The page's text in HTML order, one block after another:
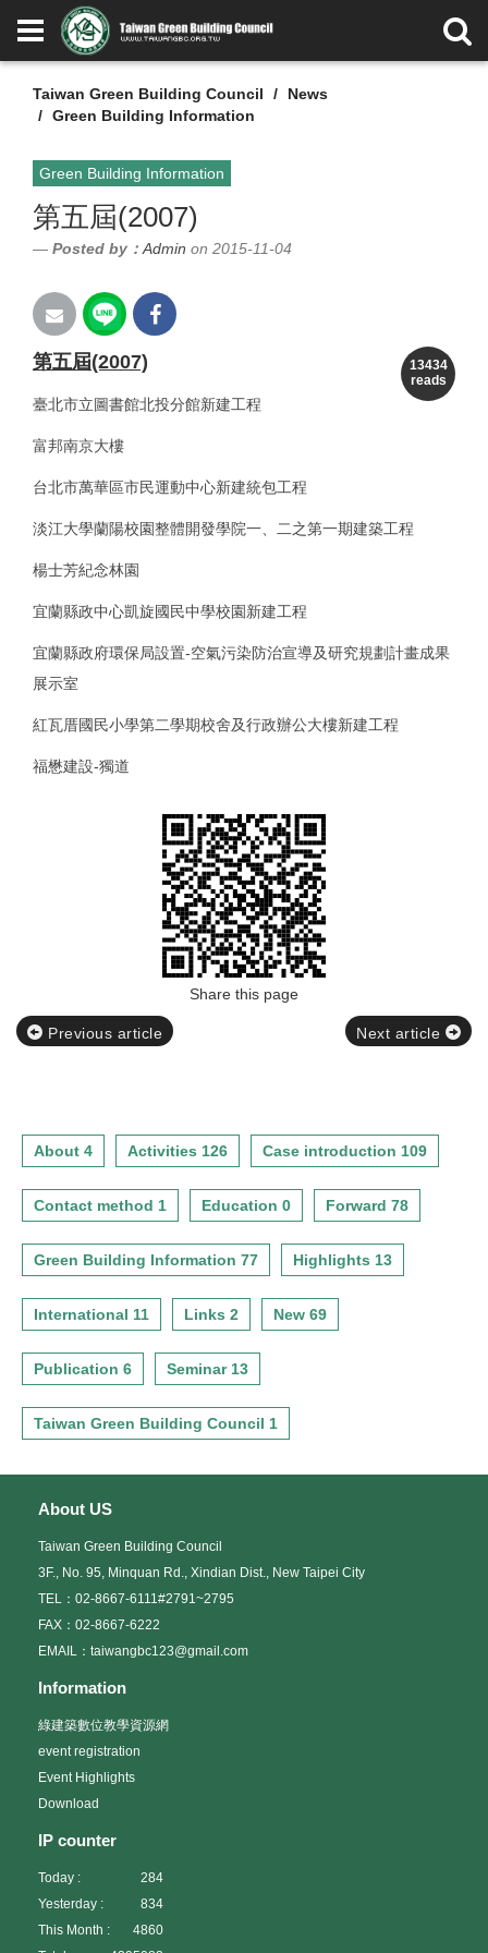
Taiwan Green Building Council
News
Green Building Information
Green Building Information
第五屆(2007)
Posted by： Admin on 2015-11-04
13434
reads
第五屆(2007)
臺北市立圖書館北投分館新建工程
富邦南京大樓
台北市萬華區市民運動中心新建統包工程
淡江大學蘭陽校園整體開發學院一、二之第一期建築工程
楊士芳紀念林園
宜蘭縣政中心凱旋國民中學校園新建工程
宜蘭縣政府環保局設置-空氣污染防治宣導及研究規劃計畫成果
展示室
紅瓦厝國民小學第二學期校舍及行政辦公大樓新建工程
福懋建設-獨道
Share this page
Previous article Next article
About 4 Activities 126 Case introduction 109
Contact method 1 Education 0 Forward 78
Green Building Information 77 Highlights 13
International 11 Links 2 New 69
Publication 6 Seminar 13
Taiwan Green Building Council 1
About US
Taiwan Green Building Council
3F., No. 95, Minquan Rd., Xindian Dist., New Taipei City
TEL：02-8667-6111#2791~2795
FAX：02-8667-6222
EMAIL：taiwangbc123@gmail.com
Information
綠建築數位教學資源網
event registration
Event Highlights
Download
IP counter
Today :
284
Yesterday :
834
This Month :
4860